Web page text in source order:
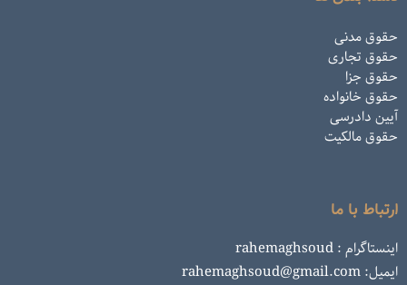
حقوق مدنی
حقوق تجاری
حقوق جزا
حقوق خانواده
آیین دادرسی
حقوق مالکیت
ارتباط با ما
اینستاگرام : rahemaghsoud
ایمیل: rahemaghsoud@gmail.com